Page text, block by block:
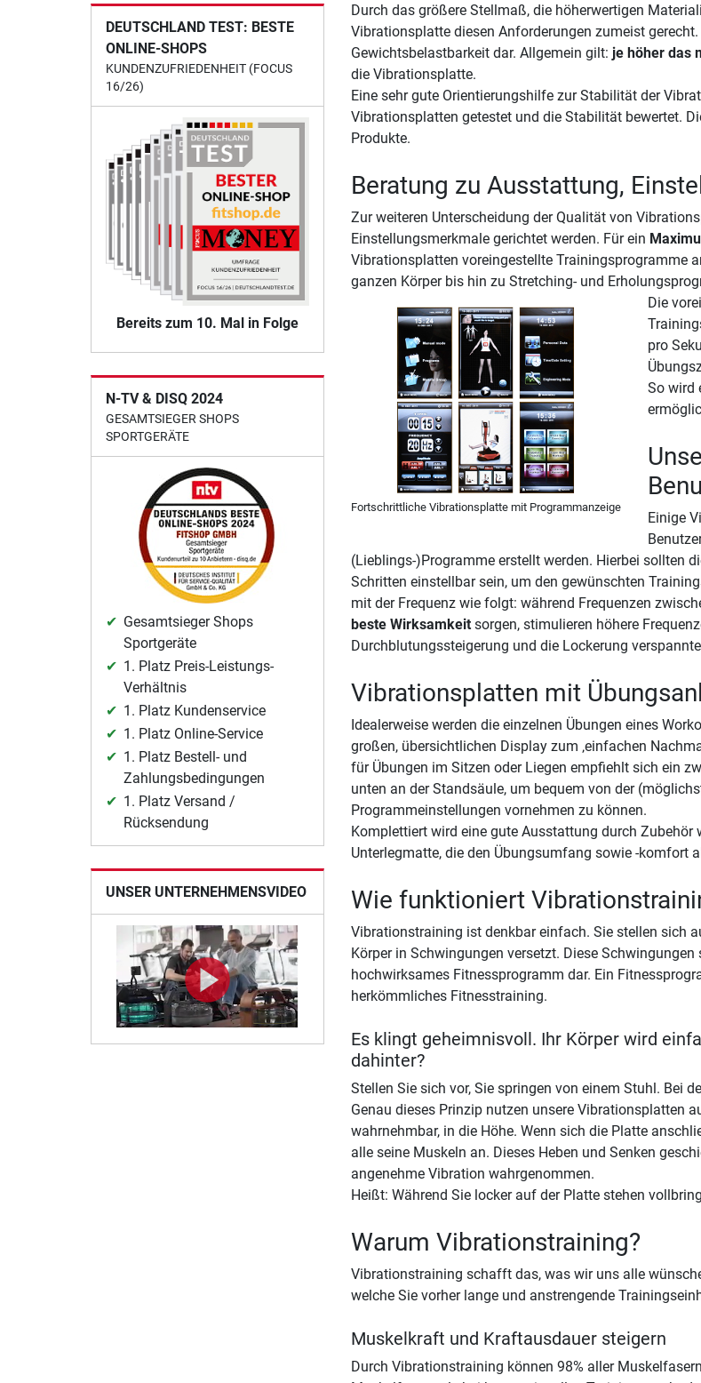
DEUTSCHLAND TEST: BESTE
ONLINE-SHOPS
KUNDENZUFRIEDENHEIT (FOCUS
16/26)
Bereits zum 10. Mal in Folge
N-TV & DISQ 2024
GESAMTSIEGER SHOPS
SPORTGERÄTE
Gesamtsieger Shops
Sportgeräte
1. Platz Preis-Leistungs-
Verhältnis
1. Platz Kundenservice
1. Platz Online-Service
1. Platz Bestell- und
Zahlungsbedingungen
1. Platz Versand /
Rücksendung
UNSER UNTERNEHMENSVIDEO
Durch das größere Stellmaß, die höherwertigen
Vibrationsplatte diesen Anforderungen zumeist
Gewichtsbelastbarkeit dar. Allgemein gilt: je höher das
die Vibrationsplatte.
Eine sehr gute Orientierungshilfe zur Stabilität der
Vibrationsplatten getestet und die Stabilität bewertet.
Produkte.
Beratung zu Ausstattung,
Zur weiteren Unterscheidung der Qualität von
Einstellungsmerkmale gerichtet werden. Für ein
Vibrationsplatten voreingestellte Trainingsprogramme
ganzen Körper bis hin zu Stretching- und
Fortschrittliche Vibrationsplatte mit Programmanzeige
Die
pro
So wird
Einige
(Lieblings-)Programme erstellt werden. Hierbei sollten
Schritten einstellbar sein, um den gewünschten
mit der Frequenz wie folgt: während Frequenzen
beste Wirksamkeitsorgen, stimulieren höhere
Durchblutungssteigerung und die Lockerung
Vibrationsplatten mit
Idealerweise werden die einzelnen Übungen eines
großen, übersichtlichen Display zum ‚einfachen
für Übungen im Sitzen oder Liegen empfiehlt sich ein
unten an der Standsäule, um bequem von der
Programmeinstellungen vornehmen zu können.
Komplettiert wird eine gute Ausstattung durch Zubehör
Unterlegmatte, die den Übungsumfang sowie -komfort
Wie funktioniert
Vibrationstraining ist denkbar einfach. Sie stellen sich
Körper in Schwingungen versetzt. Diese Schwingungen
hochwirksames Fitnessprogramm dar. Ein
herkömmliches Fitnesstraining.
Es klingt geheimnisvoll. Ihr Körper wird
dahinter?
Stellen Sie sich vor, Sie springen von einem Stuhl. Bei
Genau dieses Prinzip nutzen unsere Vibrationsplatten
wahrnehmbar, in die Höhe. Wenn sich die Platte
alle seine Muskeln an. Dieses Heben und Senken
angenehme Vibration wahrgenommen.
Heißt: Während Sie locker auf der Platte stehen
Warum Vibrationstraining?
Vibrationstraining schafft das, was wir uns alle
welche Sie vorher lange und anstrengende
Muskelkraft und Kraftausdauer steigern
Durch Vibrationstraining können 98% aller